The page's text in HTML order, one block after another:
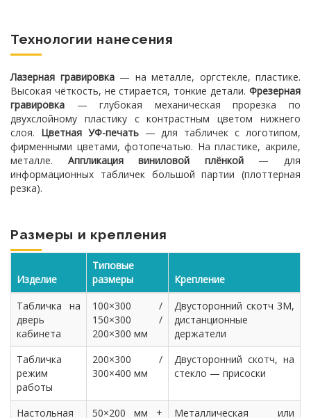
Технологии нанесения
Лазерная гравировка— на металле, оргстекле, пластике.
Высокая чёткость, не стирается, тонкие детали. Фрезерная
гравировка — глубокая механическая прорезка по
двухслойному пластику с контрастным цветом нижнего
слоя. Цветная УФ-печать— для табличек с логотипом,
фирменными цветами, фотопечатью. На пластике, акриле,
металле.
Аппликация виниловой плёнкой— для
информационных табличек большой партии (плоттерная
резка).
Размеры и крепления
Изделие
Типовые
размеры
Крепление
Табличка на
дверь
кабинета
100×300 /
150×300 /
200×300 мм
Двусторонний скотч 3M,
дистанционные
держатели
Табличка
режим
работы
200×300 /
300×400 мм
Двусторонний скотч, на
стекло — присоски
Настольная
50×200 мм +
Металлическая или